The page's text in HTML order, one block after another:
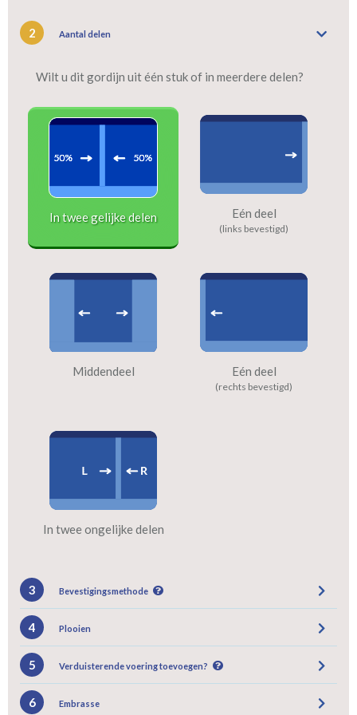
2 Aantal delen
Wilt u dit gordijn uit één stuk of in meerdere delen?
In twee gelijke delen Eén deel
(links bevestigd)
Middendeel Eén deel
(rechts bevestigd)
In twee ongelijke delen
3 Bevestigingsmethode
4 Plooien
5 Verduisterende voering toevoegen?
Gevoerde gordijnen zorgen voor halve of gehele
6 Embrasse